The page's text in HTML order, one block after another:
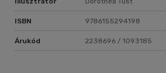
ISBN 9786155294198
Árukód 2238696 / 1093185